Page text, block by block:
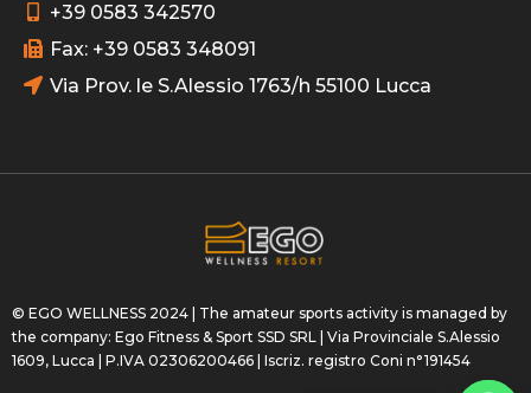
+39 0583 342570
Fax: +39 0583 348091
Via Prov. le S.Alessio 1763/h 55100 Lucca
© EGO WELLNESS 2024 | The amateur sports activity is managed by
the company: Ego Fitness & Sport SSD SRL | Via Provinciale S.Alessio
1609, Lucca | P.IVA 02306200466 | Iscriz. registro Coni n°191454